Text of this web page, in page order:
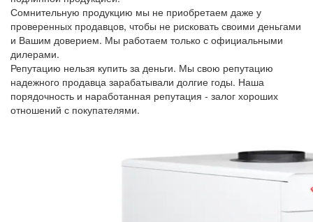
Сомнительную продукцию мы не приобретаем даже у
проверенных продавцов, чтобы не рисковать своими деньгами
и Вашим доверием. Мы работаем только с официальными
дилерами.
Репутацию нельзя купить за деньги. Мы свою репутацию
надежного продавца зарабатывали долгие годы. Наша
порядочность и наработанная репутация - залог хороших
отношений с покупателями.